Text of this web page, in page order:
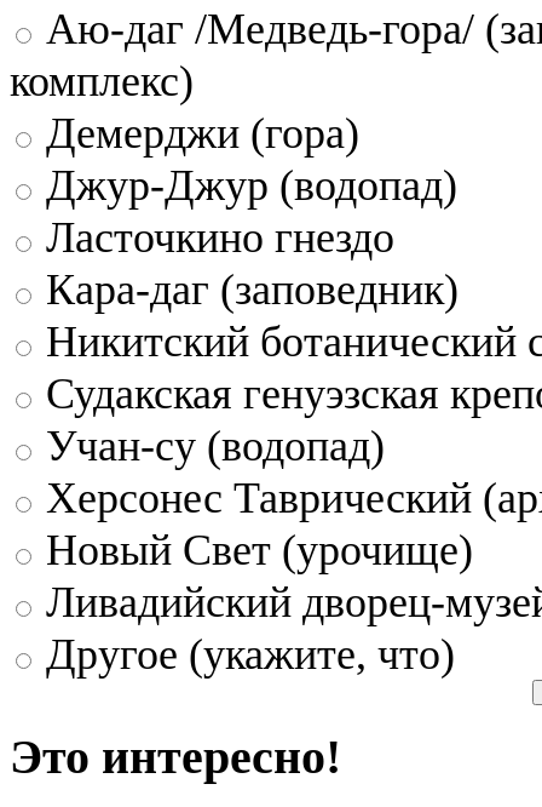
Аю-даг /Медведь-гора/
комплекс)
Демерджи (гора)
Джур-Джур (водопад)
Ласточкино гнездо
Кара-даг (заповедник)
Никитский ботанический
Судакская генуэзская
Учан-су (водопад)
Херсонес Таврический
Новый Свет (урочище)
Ливадийский дворец-
Другое (укажите, что)
Это интересно!